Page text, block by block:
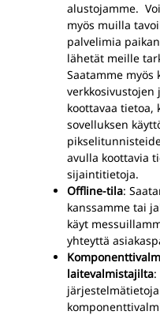
alustojamme.
myös muilla
palvelimia
lähetät meille
Saatamme myös
koottavaa tietoa,
sovelluksen
avulla koottavia
sijaintitietoja.
Offline-tila:
kanssamme tai
käyt
yhteyttä
laitevalmistajilta: